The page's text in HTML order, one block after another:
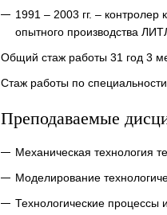
1991 – 2003 гг. – контролер
опытного производства
Общий стаж работы 31 год 3
Стаж работы по
Преподаваемые
Механическая технология
Моделирование
Технологические процессы